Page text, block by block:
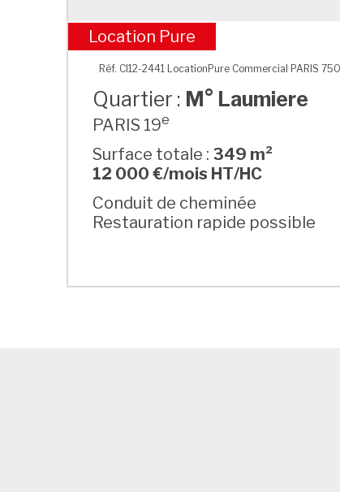
M° Laumiere
Location Pure
Réf. CI12-2441 LocationPure Commercial PARIS
Quartier : M° Laumiere
PARIS 19e
Surface totale : 349 m²
12 000 €/mois HT/HC
Conduit de cheminée
Restauration rapide possible